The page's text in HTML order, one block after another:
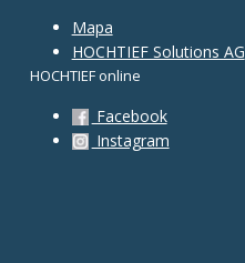
Mapa
HOCHTIEF Solutions AG
HOCHTIEF online
Facebook
Instagram